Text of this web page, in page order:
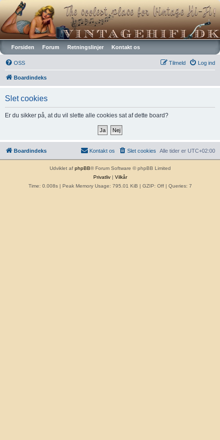
Vintagehifi.dk
Forsiden Forum Retningslinjer Kontakt os
OSS Log ind
Tilmeld
Boardindeks
Slet cookies
Er du sikker på, at du vil slette alle cookies sat af dette board?
Boardindeks Alle tider er UTC+02:00
Slet cookies
Kontakt os
Udviklet af phpBB® Forum Software © phpBB Limited
Privatliv| Vilkår
Time: 0.008s| Peak Memory Usage: 795.01 KiB | GZIP: Off | Queries: 7